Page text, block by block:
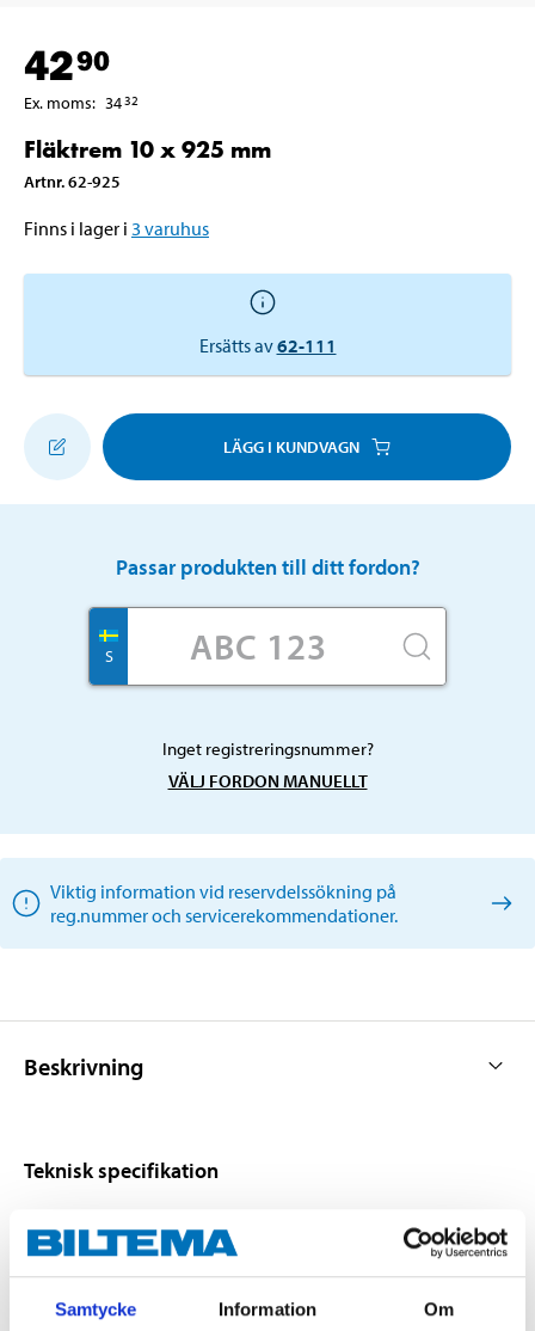
Samtycke Information Om
4290
Ex. moms: 3432
Fläktrem 10 x 925 mm
Artnr.62-925
Finns i lager i 3 varuhus
Ersätts av62-111
LÄGG I KUNDVAGN
Passar produkten till ditt fordon?
S
Inget registreringsnummer?
VÄLJ FORDON MANUELLT
Viktig information vid reservdelssökning på
reg.nummer och servicerekommendationer.
Beskrivning
Teknisk specifikation
Längd
Bredd
10 mm